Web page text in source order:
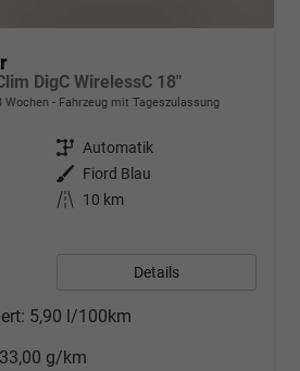
DigC WirelessC 18"
Wochen Fahrzeug mit Tageszulassung
Getriebe Automatik
Außenfarbe Fiord Blau
Kilometerstand
10 km
Details
5,90 l/100km
g/km